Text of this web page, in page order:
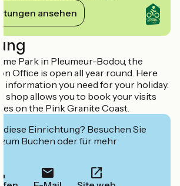
ansehen
Park in Pleumeur-Bodou, the
Office is open all year round. Here
information you need for your holiday.
shop allows you to book your visits
on the Pink Granite Coast.
diese Einrichtung? Besuchen Sie
zum Buchen oder für mehr